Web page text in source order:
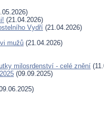
(21.04.2026)
Vydří (21.04.2026)
mužů (21.04.2026)
milosrdenství - celé znění
(09.09.2025)